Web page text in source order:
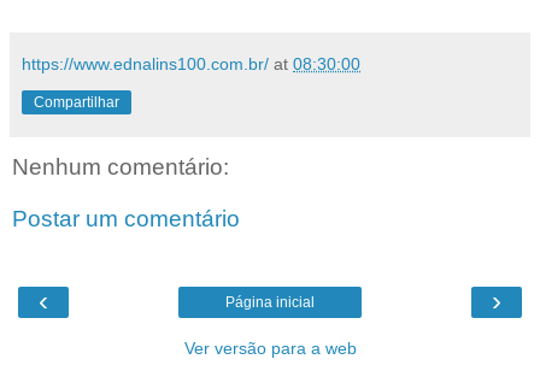
https://www.ednalins100.com.br/ at 08:30:00
Compartilhar
Nenhum comentário:
Postar um comentário
‹ ›
Página inicial
Ver versão para a web